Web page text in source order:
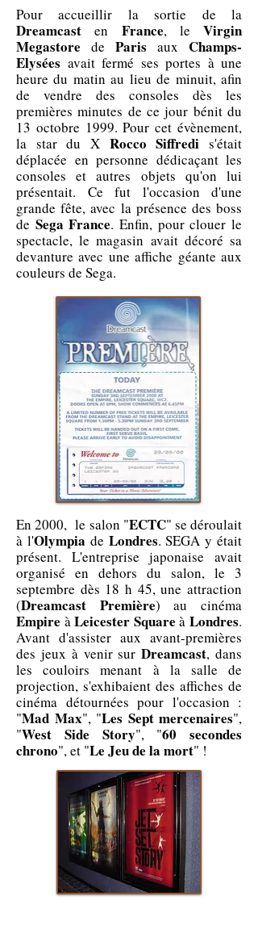
Pour accueillir la sortie de la
Dreamcast en France, le Virgin
Megastore de Paris aux Champs-
Elysées avait fermé ses portes à une
heure du matin au lieu de minuit, afin
de vendre des consoles dès les
premières minutes de ce jour bénit du
13 octobre 1999. Pour cet évènement,
la star du X Rocco Siffredi s'était
déplacée en personne dédicaçant les
consoles et autres objets qu'on lui
présentait. Ce fut l'occasion d'une
grande fête, avec la présence des boss
de Sega France. Enfin, pour clouer le
spectacle, le magasin avait décoré sa
devanture avec une affiche géante aux
couleurs de Sega.
En 2000, le salon "ECTC" se déroulait
à l'Olympia de Londres. SEGA y était
présent. L'entreprise japonaise avait
organisé en dehors du salon, le 3
septembre dès 18 h 45, une attraction
(Dreamcast Première) au cinéma
Empire àLeicester Square àLondres.
Avant d'assister aux avant-premières
des jeux à venir surDreamcast, dans
les couloirs menant à la salle de
projection, s'exhibaient des affiches de
cinéma détournées pour l'occasion :
"Mad Max", "Les Sept mercenaires",
"West Side Story", "60 secondes
chrono", et "Le Jeu de la mort" !